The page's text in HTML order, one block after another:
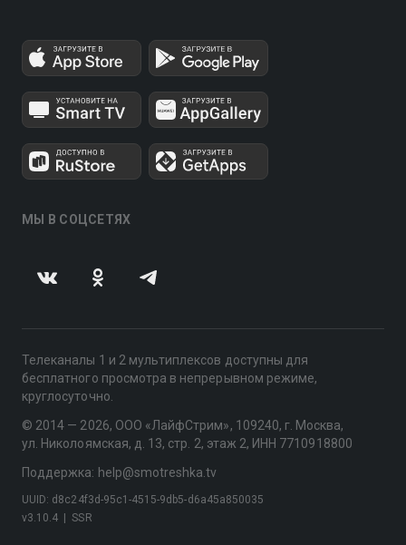
МЫ В СОЦСЕТЯХ
Телеканалы 1 и 2 мультиплексов доступны для
бесплатного просмотра в непрерывном режиме,
круглосуточно.
© 2014 — 2026, ООО «ЛайфСтрим», 109240, г. Москва,
ул. Николоямская, д. 13, стр. 2, этаж 2, ИНН 7710918800
Поддержка: help@smotreshka.tv
v3.10.4 SSR
UUID: d8c24f3d-95c1-4515-9db5-d6a45a850035